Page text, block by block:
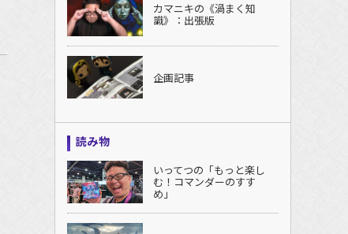
カマニキの《渦まく知
識》：出張版
企画記事
読み物
いってつの「もっと楽し
む！コマンダーのすす
め」